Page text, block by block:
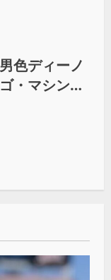
色ディーノ
・マシンが
DDTの顔